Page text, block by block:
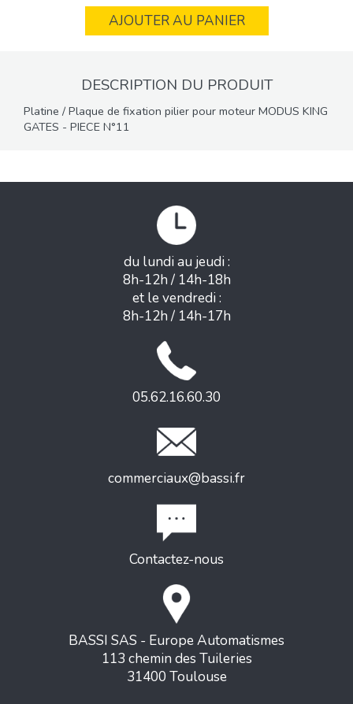
AJOUTER AU PANIER
DESCRIPTION DU PRODUIT
Platine / Plaque de fixation pilier pour moteur MODUS KING
GATES - PIECE N°11
du lundi au jeudi :
8h-12h / 14h-18h
et le vendredi :
8h-12h / 14h-17h
05.62.16.60.30
commerciaux@bassi.fr
Contactez-nous
BASSI SAS - Europe Automatismes
113 chemin des Tuileries
31400 Toulouse